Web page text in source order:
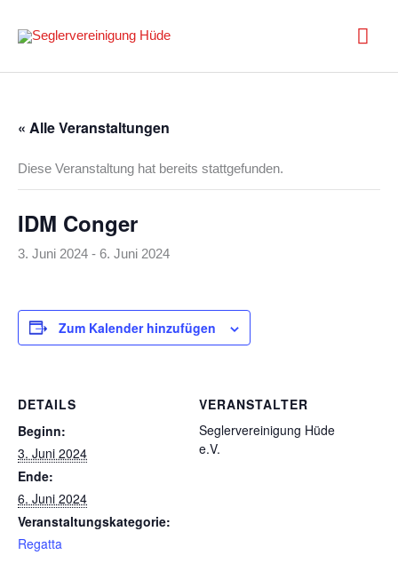
Inhalt
springen
« Alle Veranstaltungen
Diese Veranstaltung hat bereits stattgefunden.
IDM Conger
3. Juni 2024 - 6. Juni 2024
Zum Kalender hinzufügen
DETAILS
Beginn:
3. Juni 2024
Ende:
6. Juni 2024
Veranstaltungskategorie:
Regatta
VERANSTALTER
Seglervereinigung Hüde
e.V.